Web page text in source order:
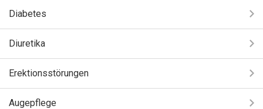
Diabetes
Diuretika
Erektionsstörungen
Augepflege